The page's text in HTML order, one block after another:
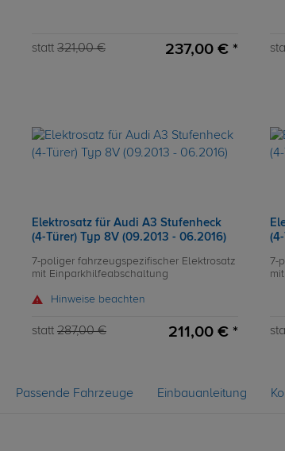
statt 321,00 € 237,00 € *
Elektrosatz für Audi A3 Stufenheck
(4-Türer) Typ 8V (09.2013 - 06.2016)
7-poliger fahrzeugspezifischer Elektrosatz
mit Einparkhilfeabschaltung
Hinweise beachten
statt 287,00 € 211,00 € *
7-
Passende Fahrzeuge Einbauanleitung